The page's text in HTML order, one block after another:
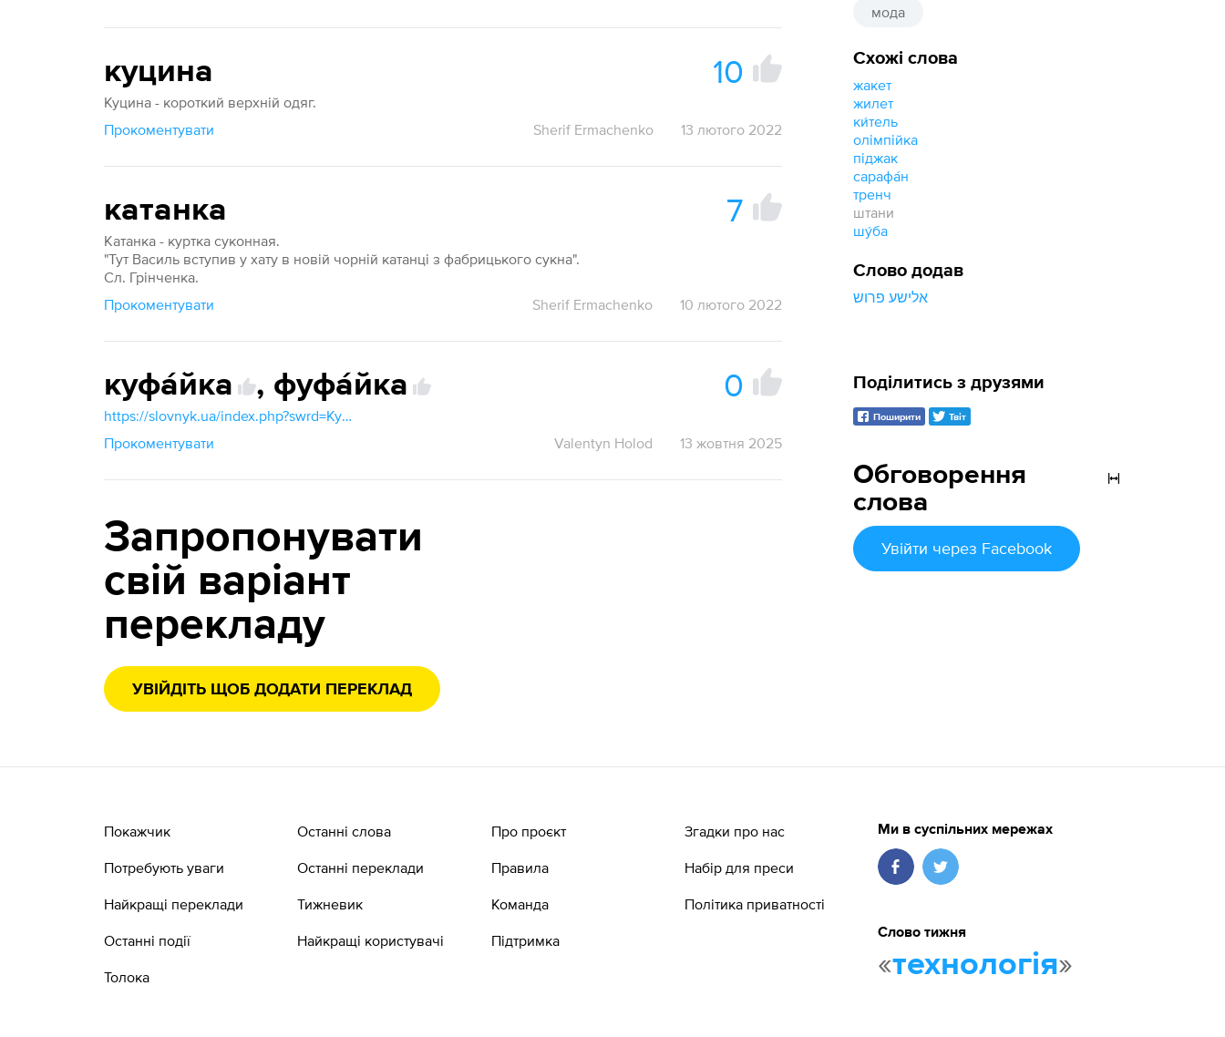
мода
Схожі слова
жакет
жилет
ки́тель
олімпійка
піджак
сарафа́н
тренч
штани
шу́ба
Слово додав
אלישע פרוש
куцина 10
Куцина - короткий верхній одяг.
Прокоментувати
Sherif Ermachenko 13 лютого 2022
катанка 7
Катанка - куртка суконная.
"Тут Василь вступив у хату в новій чорній катанці з фабрицького сукна".
Сл. Грінченка.
Прокоментувати
Sherif Ermachenko 10 лютого 2022
куфа́йка , фуфа́йка 0
https://slovnyk.ua/index.php?swrd=Куфайка
Прокоментувати
Valentyn Holod 13 жовтня 2025
Запропонувати
свій варіант
перекладу
УВІЙДІТЬ ЩОБ ДОДАТИ ПЕРЕКЛАД
Обговорення
слова
Увійти через Facebook
Поділитись з друзями
Поширити Твіт
Покажчик
Потребують уваги
Найкращі переклади
Останні події
Толока
Останні слова
Останні переклади
Тижневик
Найкращі користувачі
Про проєкт
Правила
Команда
Підтримка
Згадки про нас
Набір для преси
Політика приватності
Ми в суспільних мережах
Слово тижня
«технологія»